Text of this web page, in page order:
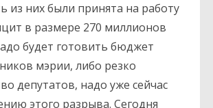
из них были принята на работу
в размере 270 миллионов
будет готовить бюджет
мэрии, либо резко
депутатов, надо уже сейчас
этого разрыва. Сегодня